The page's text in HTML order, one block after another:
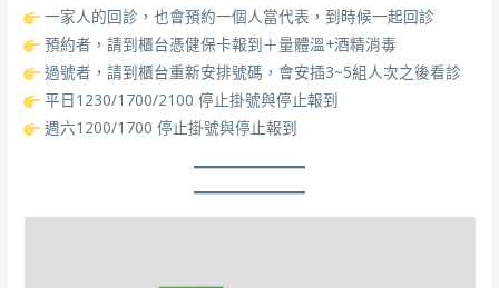
一家人的回診，也會預約一個人當代表，到時候一起回診
預約者，請到櫃台憑健保卡報到＋量體溫+酒精消毒
過號者，請到櫃台重新安排號碼，會安插3~5組人次之後看診
平日1230/1700/2100 停止掛號與停止報到
週六1200/1700 停止掛號與停止報到